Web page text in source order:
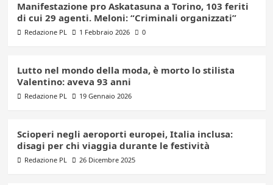
Manifestazione pro Askatasuna a Torino, 103 feriti
di cui 29 agenti. Meloni: “Criminali organizzati”
Redazione PL 1 Febbraio 2026 0
Lutto nel mondo della moda, è morto lo stilista
Valentino: aveva 93 anni
Redazione PL 19 Gennaio 2026
Scioperi negli aeroporti europei, Italia inclusa:
disagi per chi viaggia durante le festività
Redazione PL 26 Dicembre 2025